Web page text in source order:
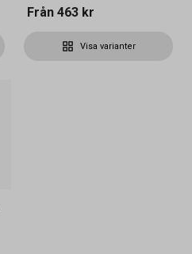
Från 463 kr
Visa varianter